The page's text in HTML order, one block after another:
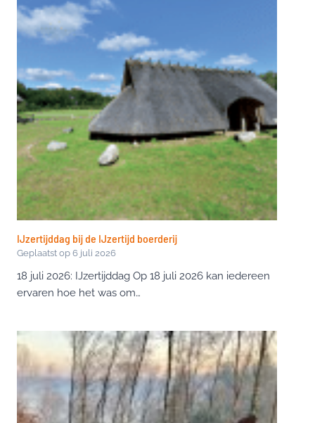
IJzertijddag bij de IJzertijd boerderij
Geplaatst op 6 juli 2026
18 juli 2026: IJzertijddag Op 18 juli 2026 kan iedereen
ervaren hoe het was om…